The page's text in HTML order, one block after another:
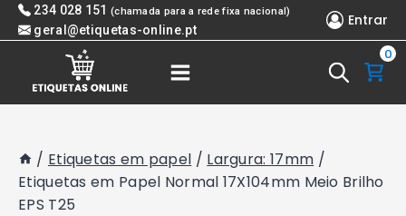
Skip 234 028 151 (chamada para a rede fixa nacional)
geral@etiquetas-online.pt
Entrar
0
/ Etiquetas em papel / Largura: 17mm /
Etiquetas em Papel Normal 17X104mm Meio Brilho
EPS T25